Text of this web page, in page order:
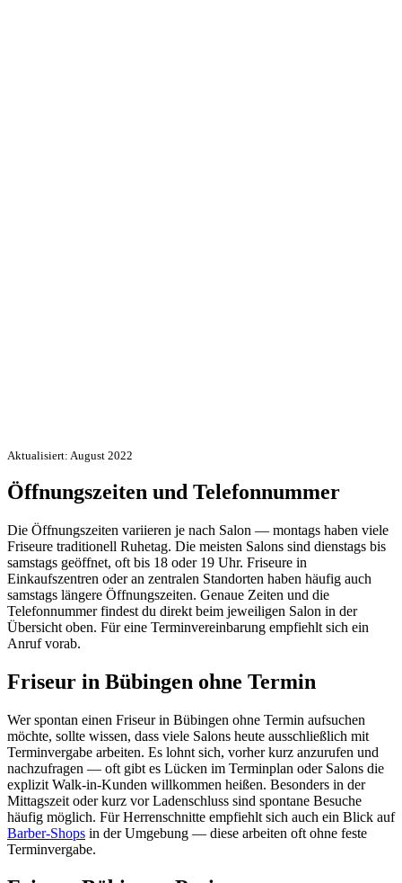
Aktualisiert: August 2022
Öffnungszeiten und Telefonnummer
Die Öffnungszeiten variieren je nach Salon — montags haben viele
Friseure traditionell Ruhetag. Die meisten Salons sind dienstags bis
samstags geöffnet, oft bis 18 oder 19 Uhr. Friseure in
Einkaufszentren oder an zentralen Standorten haben häufig auch
samstags längere Öffnungszeiten. Genaue Zeiten und die
Telefonnummer findest du direkt beim jeweiligen Salon in der
Übersicht oben. Für eine Terminvereinbarung empfiehlt sich ein
Anruf vorab.
Friseur in Bübingen ohne Termin
Wer spontan einen Friseur in Bübingen ohne Termin aufsuchen
möchte, sollte wissen, dass viele Salons heute ausschließlich mit
Terminvergabe arbeiten. Es lohnt sich, vorher kurz anzurufen und
nachzufragen — oft gibt es Lücken im Terminplan oder Salons die
explizit Walk-in-Kunden willkommen heißen. Besonders in der
Mittagszeit oder kurz vor Ladenschluss sind spontane Besuche
häufig möglich. Für Herrenschnitte empfiehlt sich auch ein Blick auf
Barber-Shops in der Umgebung — diese arbeiten oft ohne feste
Terminvergabe.